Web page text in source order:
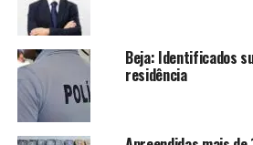
Beja: Identificados
residência